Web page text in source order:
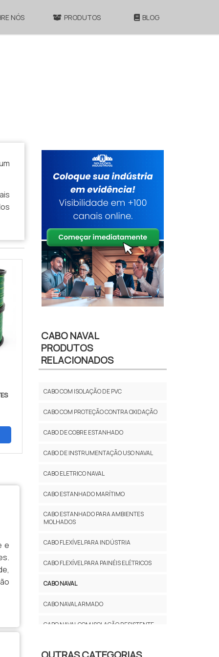
NÓS PRODUTOS BLOG
e
CABO NAVAL
PRODUTOS
RELACIONADOS
CABO COM ISOLAÇÃO DE PVC
CABO COM PROTEÇÃO CONTRA OXIDAÇÃO
CABO DE COBRE ESTANHADO
CABO DE INSTRUMENTAÇÃO USO NAVAL
CABO ELETRICO NAVAL
CABO ESTANHADO MARÍTIMO
CABO ESTANHADO PARA AMBIENTES
MOLHADOS
CABO FLEXÍVEL PARA INDÚSTRIA
CABO FLEXÍVEL PARA PAINÉIS ELÉTRICOS
CABO NAVAL
CABO NAVAL ARMADO
CABO NAVAL COM ISOLAÇÃO RESISTENTE